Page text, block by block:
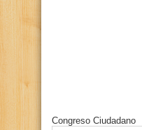
Congreso Ciudadano